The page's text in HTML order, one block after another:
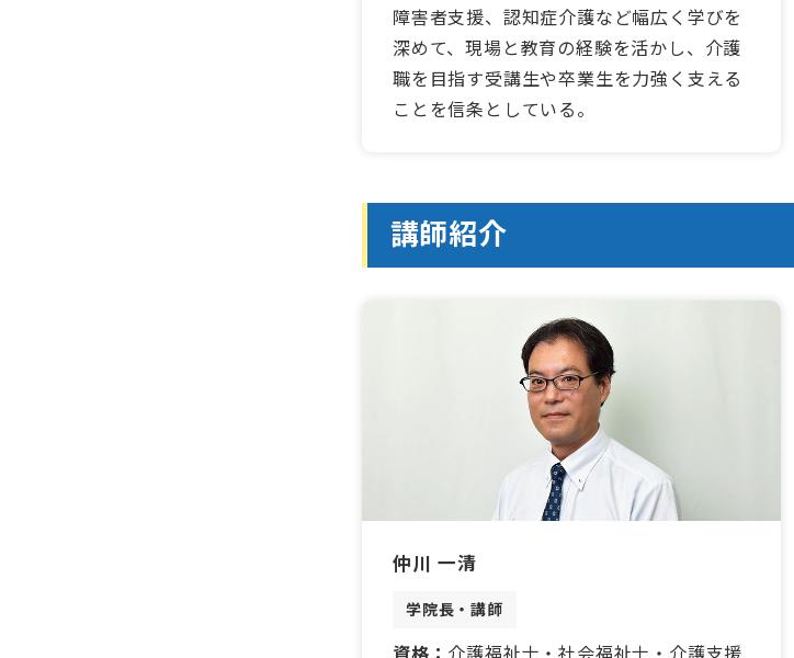
障害者支援、認知症介護など幅広く学びを
深めて、現場と教育の経験を活かし、介護
職を目指す受講生や卒業生を力強く支える
ことを信条としている。
講師紹介
仲川 一清
学院長・講師
資格： 介護福祉士・社会福祉士・介護支援